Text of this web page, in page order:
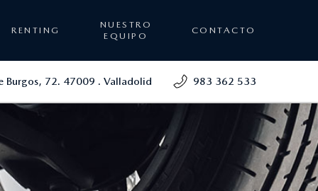
RENTING
NUESTRO
EQUIPO
CONTACTO
Burgos, 72. 47009 . Valladolid 983 362 533